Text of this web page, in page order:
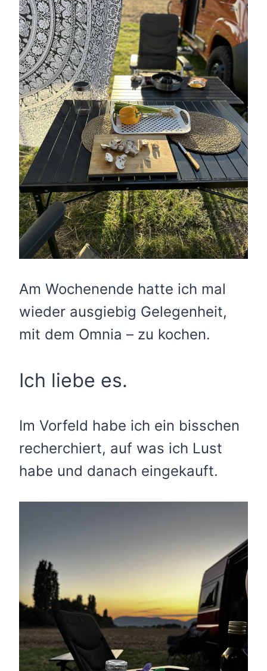
Am Wochenende hatte ich mal
wieder ausgiebig Gelegenheit,
mit dem Omnia – zu kochen.
Ich liebe es.
Im Vorfeld habe ich ein bisschen
recherchiert, auf was ich Lust
habe und danach eingekauft.